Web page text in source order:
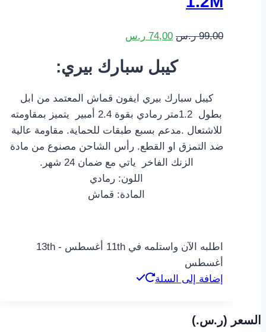
99,00 ر.س السعر
هو:
74,00 ر.س
هو:
:كيبل سبارك بيري
كيبل سبارك بيري ايفون قماش المعتمد من ابل
بطول 1.2متر رمادي بقوة 2.4 أمبير يتميز بمقاومته
للاشتعال .مدعم بسبع طبقات للحماية. مقاومة عالية
ضد التمزق او القطع. رأس الشاحن مصنوع من مادة
الزنك الفاخر ياتي مع ضمان 24 شهر.
اللون: رمادي
المادة: قماش
اطلبه الآن واستلمه في 11th أغسطس - 13th
أغسطس
إضافة إلى السلة
السعر (ر.س.‏)